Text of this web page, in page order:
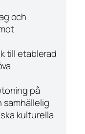
och
till etablerad
på
kulturella